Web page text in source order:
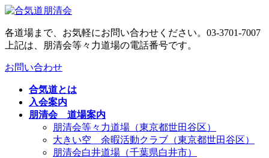
コ
テ
ン
へ
ナ
ゲ
ー
ョ
各道場まで、お気軽にお問い合わせください。 03-3701-7007
上記は、朋清会等々力道場の電話番号です。
お問い合わせ
合気道とは
入会案内
朋清会 道場案内
朋清会等々力道場（東京都世田谷区）
大きい空 余暇活動クラブ（東京都世田谷区）
朋清会白井道場（千葉県白井市）